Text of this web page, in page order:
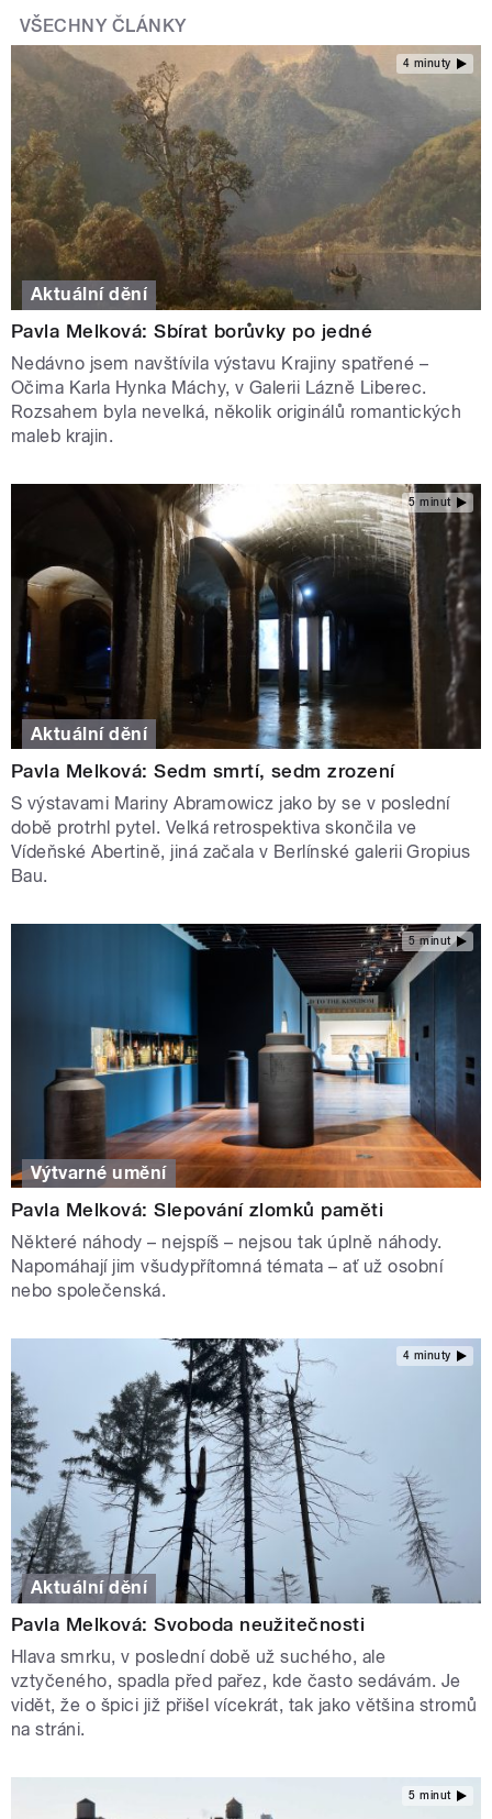
VŠECHNY ČLÁNKY
4 minuty
Aktuální dění
Pavla Melková: Sbírat borůvky po jedné
Nedávno jsem navštívila výstavu Krajiny spatřené –
Očima Karla Hynka Máchy, v Galerii Lázně Liberec.
Rozsahem byla nevelká, několik originálů romantických
maleb krajin.
5 minut
Aktuální dění
Pavla Melková: Sedm smrtí, sedm zrození
S výstavami Mariny Abramowicz jako by se v poslední
době protrhl pytel. Velká retrospektiva skončila ve
Vídeňské Abertině, jiná začala v Berlínské galerii Gropius
Bau.
5 minut
Výtvarné umění
Pavla Melková: Slepování zlomků paměti
Některé náhody – nejspíš – nejsou tak úplně náhody.
Napomáhají jim všudypřítomná témata – ať už osobní
nebo společenská.
4 minuty
Aktuální dění
Pavla Melková: Svoboda neužitečnosti
Hlava smrku, v poslední době už suchého, ale
vztyčeného, spadla před pařez, kde často sedávám. Je
vidět, že o špici již přišel vícekrát, tak jako většina stromů
na stráni.
5 minut